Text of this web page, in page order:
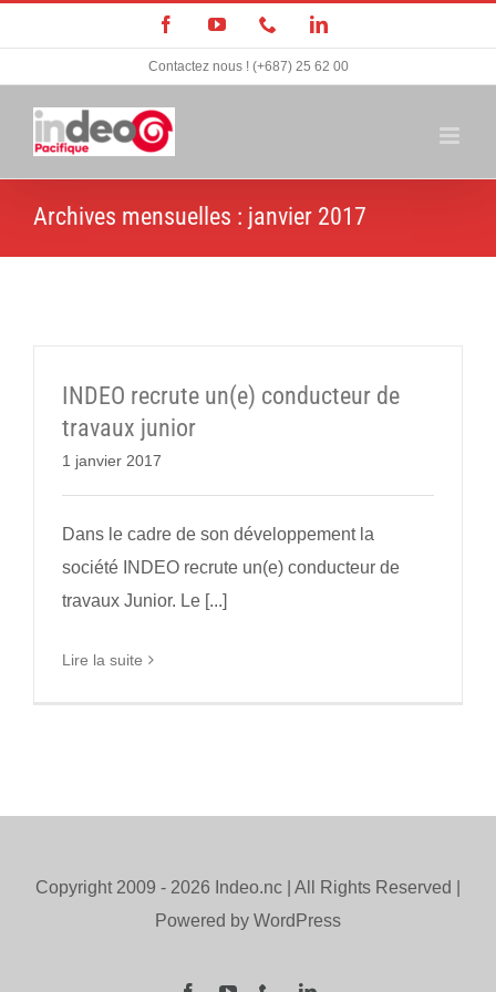
au
contenu
FacebookYouTube TéléphoneLinkedIn
Contactez nous ! (+687) 25 62 00
Archives mensuelles : janvier 2017
INDEO recrute un(e) conducteur de
travaux junior
1 janvier 2017
Dans le cadre de son développement la
société INDEO recrute un(e) conducteur de
travaux Junior. Le [...]
Lire la suite
Copyright 2009 - 2026 Indeo.nc | All Rights Reserved |
Powered by WordPress